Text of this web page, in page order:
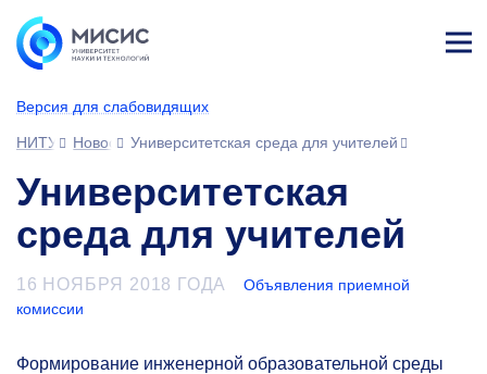
Версия для слабовидящих
ине
НИТУ МИСИС
НовостиУниверситетская среда для учителей
Университетская
среда для учителей
16 НОЯБРЯ 2018 ГОДА
Объявления приемной
комиссии
Формирование инженерной образовательной среды